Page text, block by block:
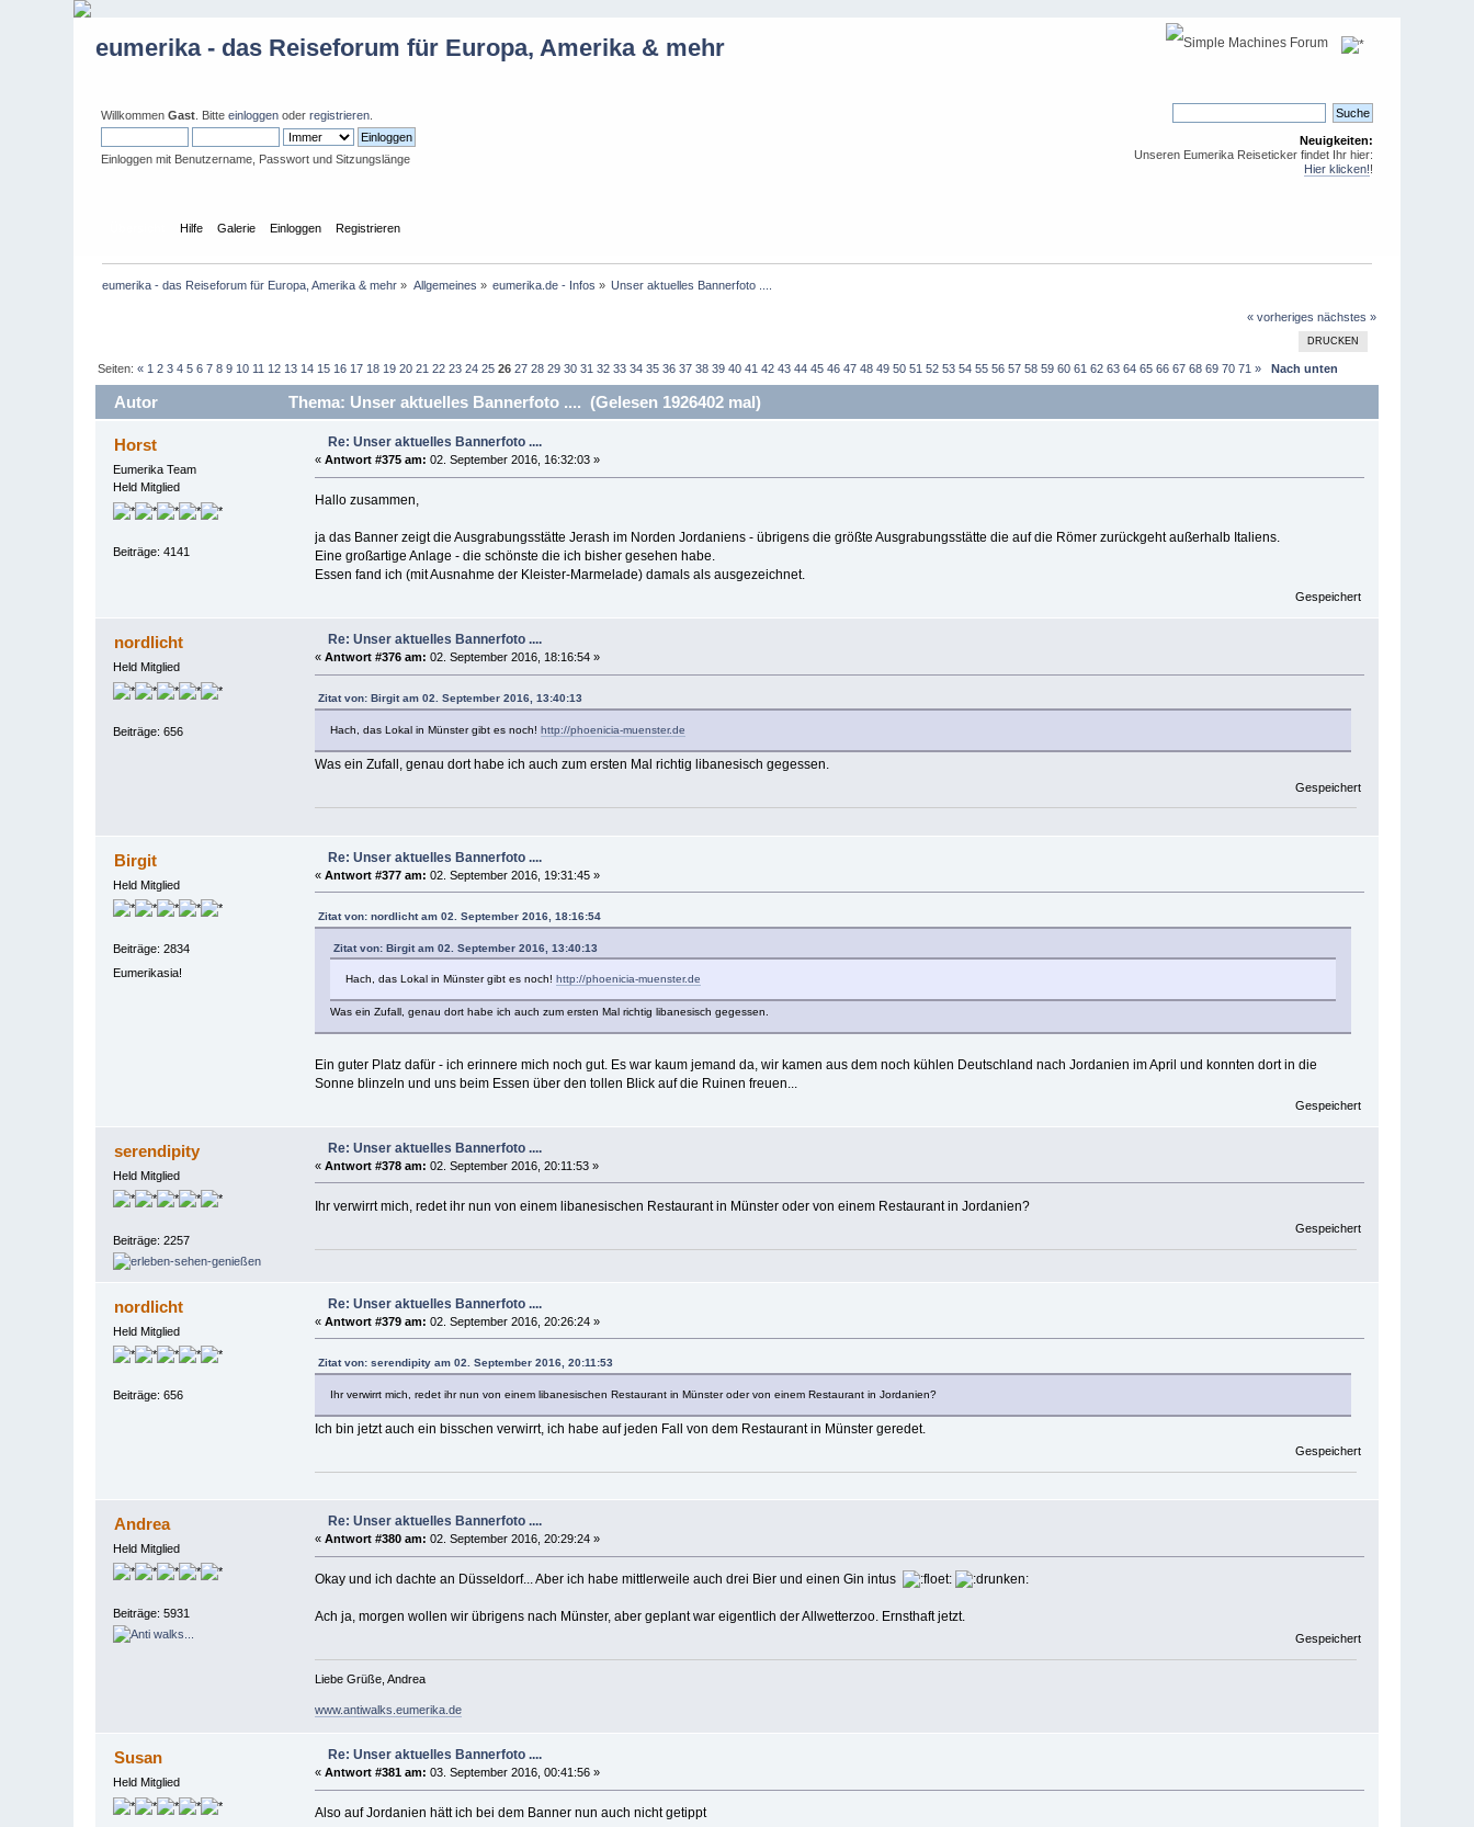
eumerika - das Reiseforum für Europa, Amerika & mehr
WillkommenGast . Bitteeinloggen oderregistrieren
Einloggen mit Benutzername, Passwort und Sitzungslänge
Neuigkeiten:
Unseren Eumerika Reiseticker findet Ihr hier:
Hier klicken!!
Hilfe Galerie Einloggen Registrieren
eumerika - das Reiseforum für Europa, Amerika & mehr » Allgemeines » eumerika.de - Infos » Unser aktuelles Bannerfoto ....
« vorheriges nächstes »
DRUCKEN
Seiten:« 1 2 3 4 5 6 7 8 9 10 11 12 13 14 15 16 17 18 19 20 21 22 23 24 25 26 27 28 29 30 31 32 33 34 35 36 37 38 39 40 41 42 43 44 45 46 47 48 49 50 51 52 53 54 55 56 57 58 59 60 61 62 63 64 65 66 67 68 69 70 71 » Nach unten
Autor Thema: Unser aktuelles Bannerfoto .... (Gelesen 1926402 mal)
Horst
Eumerika Team
Held Mitglied
Beiträge: 4141
Re: Unser aktuelles Bannerfoto ....
« Antwort #375 am: 02. September 2016, 16:32:03 »
Hallo zusammen,
ja das Banner zeigt die Ausgrabungsstätte Jerash im Norden Jordaniens - übrigens die größte Ausgrabungsstätte die auf die Römer zurückgeht außerhalb Italiens.
Eine großartige Anlage - die schönste die ich bisher gesehen habe.
Essen fand ich (mit Ausnahme der Kleister-Marmelade) damals als ausgezeichnet.
Gespeichert
nordlicht
Held Mitglied
Beiträge: 656
Re: Unser aktuelles Bannerfoto ....
« Antwort #376 am: 02. September 2016, 18:16:54 »
Zitat von: Birgit am 02. September 2016, 13:40:13
Hach, das Lokal in Münster gibt es noch! http://phoenicia-muenster.de
Was ein Zufall, genau dort habe ich auch zum ersten Mal richtig libanesisch gegessen.
Gespeichert
Birgit
Held Mitglied
Beiträge: 2834
Eumerikasia!
Re: Unser aktuelles Bannerfoto ....
« Antwort #377 am: 02. September 2016, 19:31:45 »
Zitat von: nordlicht am 02. September 2016, 18:16:54
Zitat von: Birgit am 02. September 2016, 13:40:13
Hach, das Lokal in Münster gibt es noch! http://phoenicia-muenster.de
Was ein Zufall, genau dort habe ich auch zum ersten Mal richtig libanesisch gegessen.
Ein guter Platz dafür - ich erinnere mich noch gut. Es war kaum jemand da, wir kamen aus dem noch kühlen Deutschland nach Jordanien im April und konnten dort in die
Sonne blinzeln und uns beim Essen über den tollen Blick auf die Ruinen freuen...
Gespeichert
serendipity
Held Mitglied
Beiträge: 2257
Re: Unser aktuelles Bannerfoto ....
« Antwort #378 am: 02. September 2016, 20:11:53 »
Ihr verwirrt mich, redet ihr nun von einem libanesischen Restaurant in Münster oder von einem Restaurant in Jordanien?
Gespeichert
nordlicht
Held Mitglied
Beiträge: 656
Re: Unser aktuelles Bannerfoto ....
« Antwort #379 am: 02. September 2016, 20:26:24 »
Zitat von: serendipity am 02. September 2016, 20:11:53
Ihr verwirrt mich, redet ihr nun von einem libanesischen Restaurant in Münster oder von einem Restaurant in Jordanien?
Ich bin jetzt auch ein bisschen verwirrt, ich habe auf jeden Fall von dem Restaurant in Münster geredet.
Gespeichert
Andrea
Held Mitglied
Beiträge: 5931
Re: Unser aktuelles Bannerfoto ....
« Antwort #380 am: 02. September 2016, 20:29:24 »
Okay und ich dachte an Düsseldorf... Aber ich habe mittlerweile auch drei Bier und einen Gin intus
Ach ja, morgen wollen wir übrigens nach Münster, aber geplant war eigentlich der Allwetterzoo. Ernsthaft jetzt.
Gespeichert
Liebe Grüße, Andrea
www.antiwalks.eumerika.de
Susan
Held Mitglied
Re: Unser aktuelles Bannerfoto ....
« Antwort #381 am: 03. September 2016, 00:41:56 »
Also auf Jordanien hätt ich bei dem Banner nun auch nicht getippt